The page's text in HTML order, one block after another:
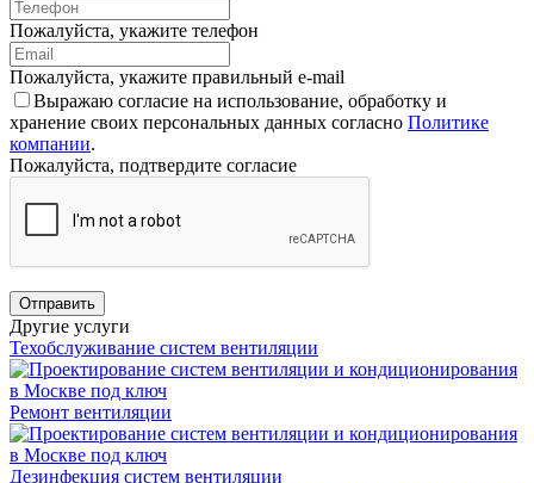
Пожалуйста, укажите телефон
Пожалуйста, укажите правильный e-mail
Выражаю согласие на использование, обработку и
хранение своих персональных данных согласно Политике
компании.
Пожалуйста, подтвердите согласие
Отправить
Другие услуги
Техобслуживание систем вентиляции
Ремонт вентиляции
Дезинфекция систем вентиляции